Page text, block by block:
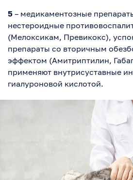
5 – медикаментозные
нестероидные
(Мелоксикам, Превикокс),
препараты со вторичным
эффектом (Амитриптилин,
применяют внутрисуставные
гиалуроновой кислотой.